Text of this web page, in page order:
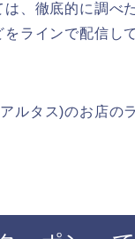
、徹底的に調べ
ラインで配信し
ルタス)のお店の